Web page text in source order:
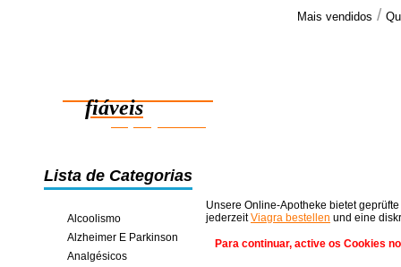
Mais vendidos /
fiáveis
poupança online
Lista de Categorias
Alcoolismo
Alzheimer E Parkinson
Analgésicos
Unsere Online-Apotheke bietet
jederzeitViagra bestellen und eine
Para continuar, active os Cookies